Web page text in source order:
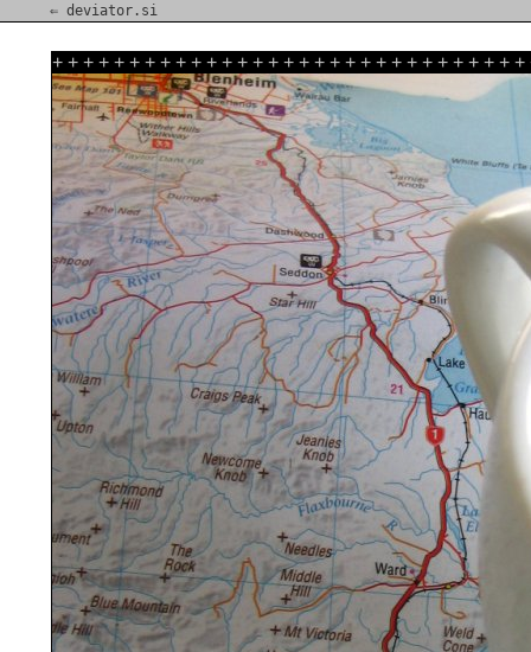
⇐ deviator.si
+ + + + + + + + + + + + + + + + + + + + + + + + + + + + + + +